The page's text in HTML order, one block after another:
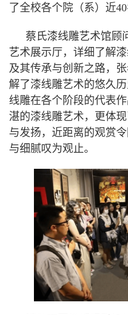
了全校各个院（系）近
蔡氏漆线雕艺术馆顾
艺术展示厅，详细了解
及其传承与创新之路，
解了漆线雕艺术的悠久
线雕在各个阶段的代表
湛的漆线雕艺术，更体
与发扬，近距离的观赏
与细腻叹为观止。